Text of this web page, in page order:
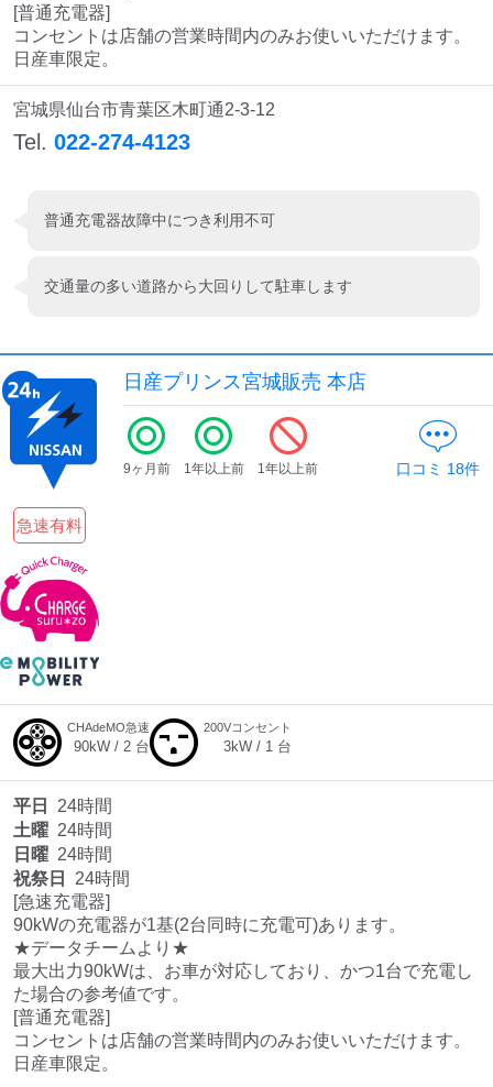
[普通充電器]
コンセントは店舗の営業時間内のみお使いいただけます。
日産車限定。
宮城県仙台市青葉区木町通2-3-12
Tel. 022-274-4123
普通充電器故障中につき利用不可
交通量の多い道路から大回りして駐車します
日産プリンス宮城販売 本店
急速有料
9ヶ月前 1年以上前 1年以上前 口コミ 18件
CHAdeMO急速
90kW / 2 台
200Vコンセント
3kW / 1 台
平日
24時間
土曜 24時間
日曜 24時間
祝祭日
24時間
[急速充電器]
90kWの充電器が1基(2台同時に充電可)あります。
★データチームより★
最大出力90kWは、お車が対応しており、かつ1台で充電し
た場合の参考値です。
[普通充電器]
コンセントは店舗の営業時間内のみお使いいただけます。
日産車限定。